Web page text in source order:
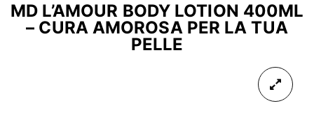
MD L’AMOUR BODY LOTION 400ML
– CURA AMOROSA PER LA TUA
PELLE